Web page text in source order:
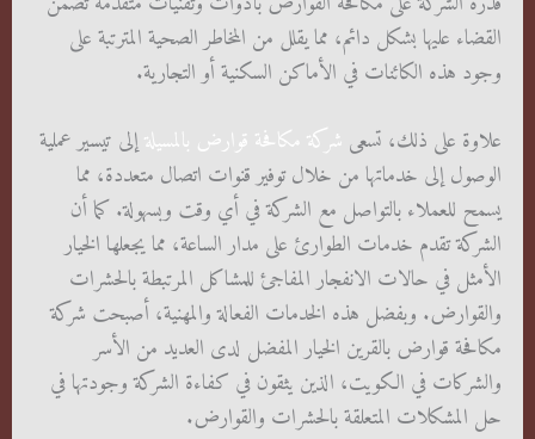
القضاء عليها بشكل دائم، مما يقلل من المخاطر الصحية المترتبة على
وجود هذه الكائنات في الأماكن السكنية أو التجارية.
علاوة على ذلك، تسعى شركة مكافحة قوارض بالمسيلةإلى تيسير عملية
الوصول إلى خدماتها من خلال توفير قنوات اتصال متعددة، مما
يسمح للعملاء بالتواصل مع الشركة في أي وقت وبسهولة. كما أن
الشركة تقدم خدمات الطوارئ على مدار الساعة، مما يجعلها الخيار
الأمثل في حالات الانفجار المفاجئ للمشاكل المرتبطة بالحشرات
والقوارض. وبفضل هذه الخدمات الفعالة والمهنية، أصبحت شركة
مكافحة قوارض بالقرين الخيار المفضل لدى العديد من الأسر
والشركات في الكويت، الذين يثقون في كفاءة الشركة وجودتها في
حل المشكلات المتعلقة بالحشرات والقوارض.